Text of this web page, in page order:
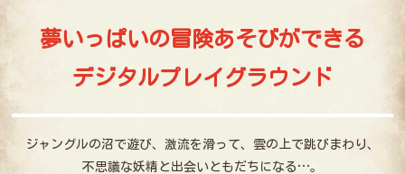
夢いっぱいの冒険あそびができる
デジタルプレイグラウンド
ジャングルの沼で遊び、 激流を滑って、 雲の上で跳びまわり、
不思議な妖精と出会いともだちになる…。